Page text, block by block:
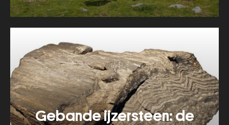
Meer tonenabout
de
tijd
Gebande ijzersteen: de